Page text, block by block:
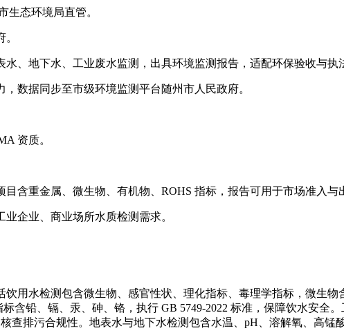
生态环境局直管。
、地下水、工业废水监测，出具环境监测报告，适配环保验收与执
数据同步至市级环境监测平台随州市人民政府。
资质。
含重金属、微生物、有机物、ROHS 指标，报告可用于市场准入与
企业、商业场所水质检测需求。
用水检测包含微生物、感官性状、理化指标、毒理学指标，微生
含铅、镉、汞、砷、铬，执行 GB 5749-2022 标准，保障饮水安全
查排污合规性。地表水与地下水检测包含水温、pH、溶解氧、高锰